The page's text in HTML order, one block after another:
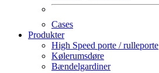
Cases
Produkter
High Speed porte / rulleporte
Kølerumsdøre
Bændelgardiner